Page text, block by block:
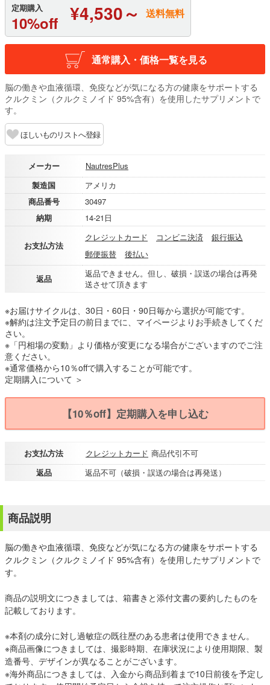
定期購入
10%off ¥4,530～ 送料無料
通常購入・価格一覧を見る
脳の働きや血液循環、免疫などが気になる方の健康をサポートする
クルクミン（クルクミノイド 95%含有）を使用したサプリメントで
す。
ほしいものリストへ登録
メーカー
NautresPlus
製造国
アメリカ
商品番号
30497
納期
14-21日
お支払方法
クレジットカード コンビニ決済
銀行振込
郵便振替
後払い
返品
返品できません。但し、破損・誤送の場合は再発
送させて頂きます
※お届けサイクルは、30日・60日・90日毎から選択が可能です。
※解約は注文予定日の前日までに、マイページよりお手続きしてくだ
さい。
※「円相場の変動」より価格が変更になる場合がございますのでご注
意ください。
※通常価格から10％offで購入することが可能です。
定期購入について ＞
【10％off】定期購入を申し込む
お支払方法 クレジットカード 商品代引不可
返品
返品不可（破損・誤送の場合は再発送）
商品説明
脳の働きや血液循環、免疫などが気になる方の健康をサポートする
クルクミン（クルクミノイド 95%含有）を使用したサプリメントで
す。
商品の説明文につきましては、箱書きと添付文書の要約したものを
記載しております。
※本剤の成分に対し過敏症の既往歴のある患者は使用できません。
※商品画像につきましては、撮影時期、在庫状況により使用期限、製
造番号、デザインが異なることがございます。
※海外商品につきましては、入金から商品到着まで10日前後を予定し